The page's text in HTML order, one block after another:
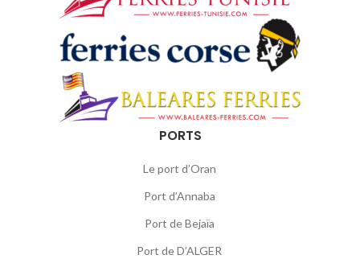
PORTS
Le port d’Oran
Port d’Annaba
Port de Bejaïa
Port de D’ALGER